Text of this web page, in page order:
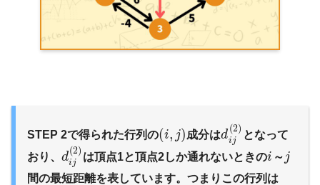
STEP 2で得られた行列の(i, j)成分はd
(2)
ij
となって
おり、 d
(2)
ij は頂点1と頂点2しか通れないときのi ～ j
間の最短距離を表しています。つまりこの行列は